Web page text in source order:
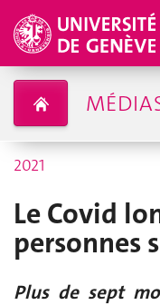
2021
Le Covid
personnes
Plus de sept